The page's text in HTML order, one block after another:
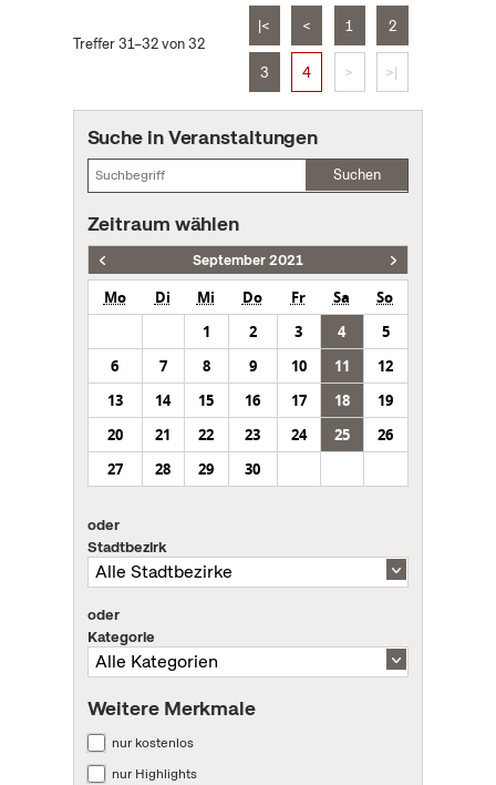
Treffer 31–32 von 32
|< < 1 2
3 4 > >|
Suche in Veranstaltungen
Suchen
Zeitraum wählen
September 2021
Mo Di Mi Do Fr Sa
So
1
2 3 4
5
6
7 8 9 10 11
12
13
14 15 16 17 18
19
20
21 22 23 24 25
26
27
28 29 30
oder
Stadtbezirk
oder
Kategorie
Weitere Merkmale
nur kostenlos
nur Highlights